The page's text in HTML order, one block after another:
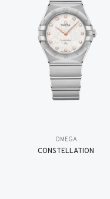
OMEGA
CONSTELLATION